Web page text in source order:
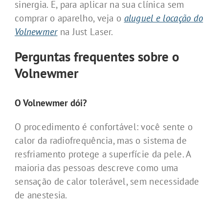
sinergia. E, para aplicar na sua clínica sem
comprar o aparelho, veja o aluguel e locação do
Volnewmerna Just Laser.
Perguntas frequentes sobre o
Volnewmer
O Volnewmer dói?
O procedimento é confortável: você sente o
calor da radiofrequência, mas o sistema de
resfriamento protege a superfície da pele. A
maioria das pessoas descreve como uma
sensação de calor tolerável, sem necessidade
de anestesia.